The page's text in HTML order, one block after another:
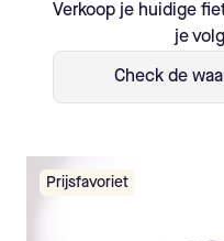
Verkoop je huidige
je
Check de
Prijsfavoriet